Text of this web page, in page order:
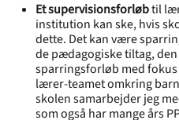
Et supervisionsforløbtil
institution kan ske, hvis
dette. Det kan være
de pædagogiske tiltag,
sparringsforløb med
lærer-teamet omkring
skolen samarbejder jeg
som også har mange års